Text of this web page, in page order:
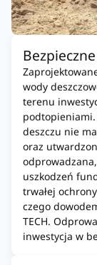
wody
terenu
deszczu nie
oraz
uszkodzeń
trwałej
czego
TECH.
inwestycja w